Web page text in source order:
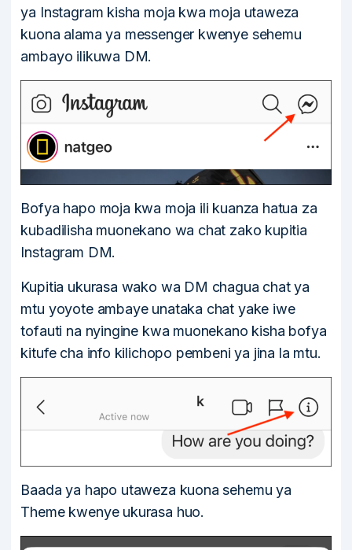
ya Instagram kisha moja kwa moja utaweza
kuona alama ya messenger kwenye sehemu
ambayo ilikuwa DM.
Bofya hapo moja kwa moja ili kuanza hatua za
kubadilisha muonekano wa chat zako kupitia
Instagram DM.
Kupitia ukurasa wako wa DM chagua chat ya
mtu yoyote ambaye unataka chat yake iwe
tofauti na nyingine kwa muonekano kisha bofya
kitufe cha info kilichopo pembeni ya jina la mtu.
Baada ya hapo utaweza kuona sehemu ya
Theme kwenye ukurasa huo.